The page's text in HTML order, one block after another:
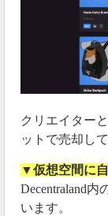
クリエイター
ットで売却し
▼仮想空間に
Decentraland
います。